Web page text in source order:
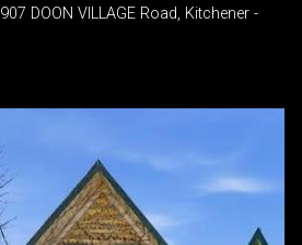
DOON VILLAGE Road, Kitchener -